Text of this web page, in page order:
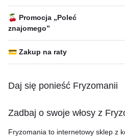
🍒 Promocja „Poleć
znajomego”
💳 Zakup na raty
Daj się ponieść Fryzomanii
Zadbaj o swoje włosy z
Fryzomania to internetowy sklep z